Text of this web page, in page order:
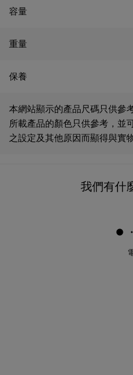
容量
重量
保養
本網站顯示的產品尺碼只供參
所載產品的顏色只供參考，並
之設定及其他原因而顯得與實
我們有什